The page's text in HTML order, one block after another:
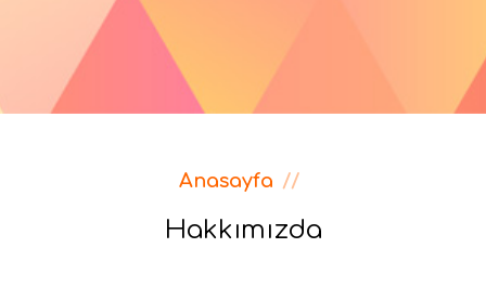
Anasayfa //
Hakkımızda